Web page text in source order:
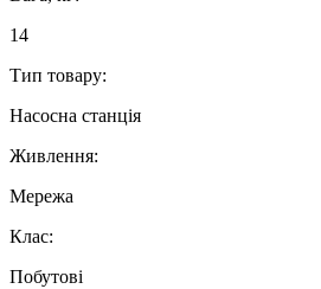
14
Тип товару:
Насосна станція
Живлення:
Мережа
Клас:
Побутові